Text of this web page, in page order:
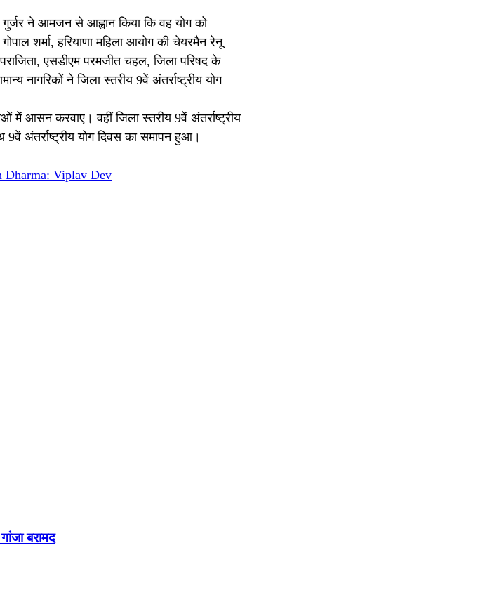
ने आमजन से आह्वान किया कि वह योग को
शर्मा, हरियाणा महिला आयोग की चेयरमैन रेनू
एसडीएम परमजीत चहल, जिला परिषद के
नागरिकों ने जिला स्तरीय 9वें अंतर्राष्ट्रीय योग
में आसन करवाए। वहीं जिला स्तरीय 9वें अंतर्राष्ट्रीय
अंतर्राष्ट्रीय योग दिवस का समापन हुआ।
Dharma: Viplav Dev
बरामद